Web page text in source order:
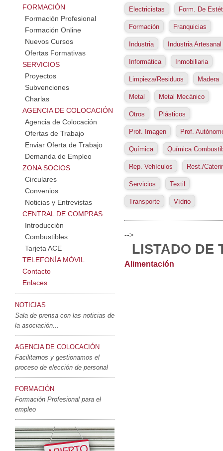
FORMACIÓN
Formación Profesional
Formación Online
Nuevos Cursos
Ofertas Formativas
SERVICIOS
Proyectos
Subvenciones
Charlas
AGENCIA DE COLOCACIÓN
Agencia de Colocación
Ofertas de Trabajo
Enviar Oferta de Trabajo
Demanda de Empleo
ZONA SOCIOS
Circulares
Convenios
Noticias y Entrevistas
CENTRAL DE COMPRAS
Introducción
Combustibles
Tarjeta ACE
TELEFONÍA MÓVIL
Contacto
Enlaces
NOTICIAS
Sala de prensa con las noticias de
la asociación...
AGENCIA DE COLOCACIÓN
Facilitamos y gestionamos el
proceso de elección de personal
FORMACIÓN
Formación Profesional para el
empleo
Electricistas Form. De
Formación Franquicias
Industria Industria Artesanal
Informática Inmobiliaria
Limpieza/Residuos Madera
Metal Metal Mecánico
Otros Plásticos
Prof. Imagen Prof.
Química Química
Rep. Vehículos Rest./
Servicios Textil
Transporte Vídrio
-->
LISTADO DE
Alimentación